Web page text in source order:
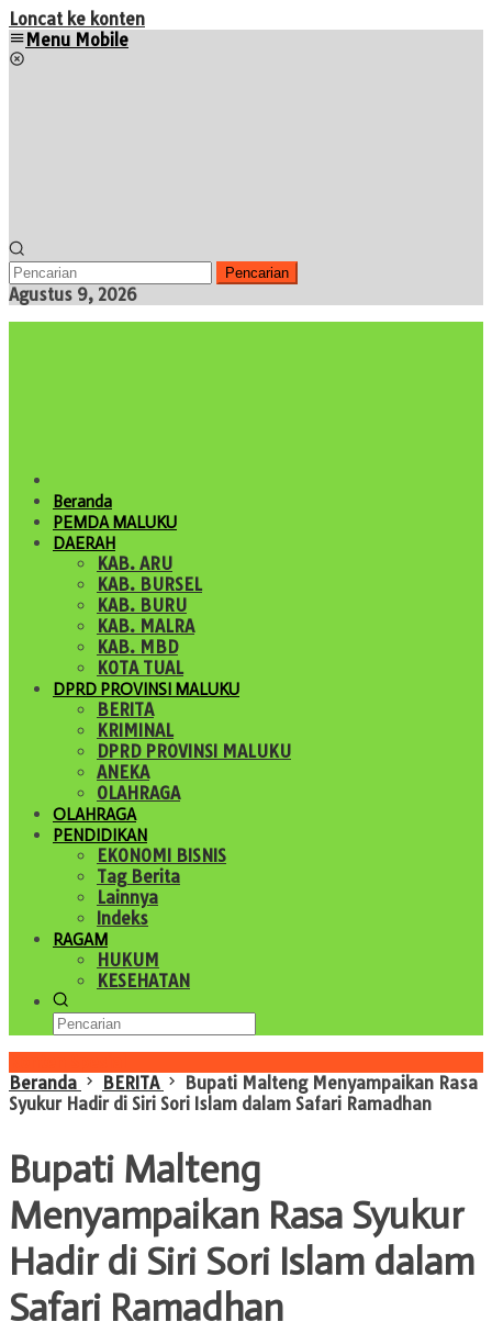
Loncat ke konten
Menu Mobile
Pencarian
Agustus 9, 2026
Beranda
PEMDA MALUKU
DAERAH
KAB. ARU
KAB. BURSEL
KAB. BURU
KAB. MALRA
KAB. MBD
KOTA TUAL
DPRD PROVINSI MALUKU
BERITA
KRIMINAL
DPRD PROVINSI MALUKU
ANEKA
OLAHRAGA
OLAHRAGA
PENDIDIKAN
EKONOMI BISNIS
Tag Berita
Lainnya
Indeks
RAGAM
HUKUM
KESEHATAN
Beranda
BERITA
Bupati Malteng Menyampaikan Rasa
Syukur Hadir di Siri Sori Islam dalam Safari Ramadhan
Bupati Malteng
Menyampaikan Rasa Syukur
Hadir di Siri Sori Islam dalam
Safari Ramadhan